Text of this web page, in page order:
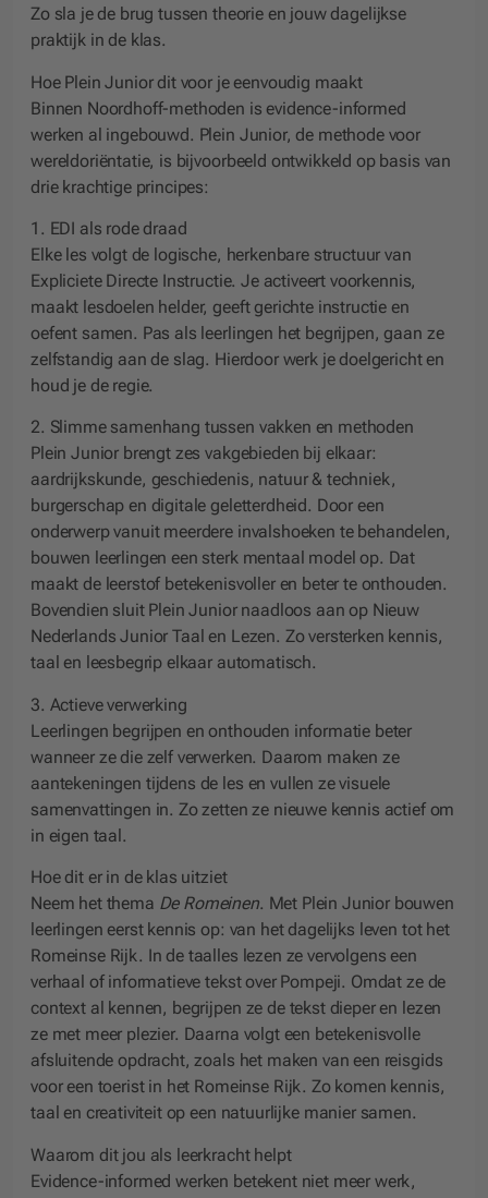
Zo sla je de brug tussen theorie en jouw dagelijkse
praktijk in de klas.
Hoe Plein Junior dit voor je eenvoudig maakt
Binnen Noordhoff-methoden is evidence-informed
werken al ingebouwd. Plein Junior, de methode voor
wereldoriëntatie, is bijvoorbeeld ontwikkeld op basis van
drie krachtige principes:
1. EDI als rode draad
Elke les volgt de logische, herkenbare structuur van
Expliciete Directe Instructie. Je activeert voorkennis,
maakt lesdoelen helder, geeft gerichte instructie en
oefent samen. Pas als leerlingen het begrijpen, gaan ze
zelfstandig aan de slag. Hierdoor werk je doelgericht en
houd je de regie.
2. Slimme samenhang tussen vakken en methoden
Plein Junior brengt zes vakgebieden bij elkaar:
aardrijkskunde, geschiedenis, natuur & techniek,
burgerschap en digitale geletterdheid. Door een
onderwerp vanuit meerdere invalshoeken te behandelen,
bouwen leerlingen een sterk mentaal model op. Dat
maakt de leerstof betekenisvoller en beter te onthouden.
Bovendien sluit Plein Junior naadloos aan op Nieuw
Nederlands Junior Taal en Lezen. Zo versterken kennis,
taal en leesbegrip elkaar automatisch.
3. Actieve verwerking
Leerlingen begrijpen en onthouden informatie beter
wanneer ze die zelf verwerken. Daarom maken ze
aantekeningen tijdens de les en vullen ze visuele
samenvattingen in. Zo zetten ze nieuwe kennis actief om
in eigen taal.
Hoe dit er in de klas uitziet
Neem het thema De Romeinen. Met Plein Junior bouwen
leerlingen eerst kennis op: van het dagelijks leven tot het
Romeinse Rijk. In de taalles lezen ze vervolgens een
verhaal of informatieve tekst over Pompeji. Omdat ze de
context al kennen, begrijpen ze de tekst dieper en lezen
ze met meer plezier. Daarna volgt een betekenisvolle
afsluitende opdracht, zoals het maken van een reisgids
voor een toerist in het Romeinse Rijk. Zo komen kennis,
taal en creativiteit op een natuurlijke manier samen.
Waarom dit jou als leerkracht helpt
Evidence-informed werken betekent niet meer werk,